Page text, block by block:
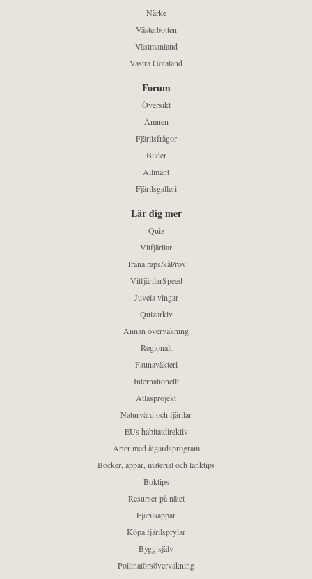
Närke
Västerbotten
Västmanland
Västra Götaland
Forum
Översikt
Ämnen
Fjärilsfrågor
Bilder
Allmänt
Fjärilsgalleri
Lär dig mer
Quiz
Vitfjärilar
Träna raps/kål/rov
VitfjärilarSpeed
Juvela vingar
Quizarkiv
Annan övervakning
Regionalt
Faunaväkteri
Internationellt
Atlasprojekt
Naturvård och fjärilar
EUs habitatdirektiv
Arter med åtgärdsprogram
Böcker, appar, material och länktips
Boktips
Resurser på nätet
Fjärilsappar
Köpa fjärilsprylar
Bygg själv
Pollinatörsövervakning